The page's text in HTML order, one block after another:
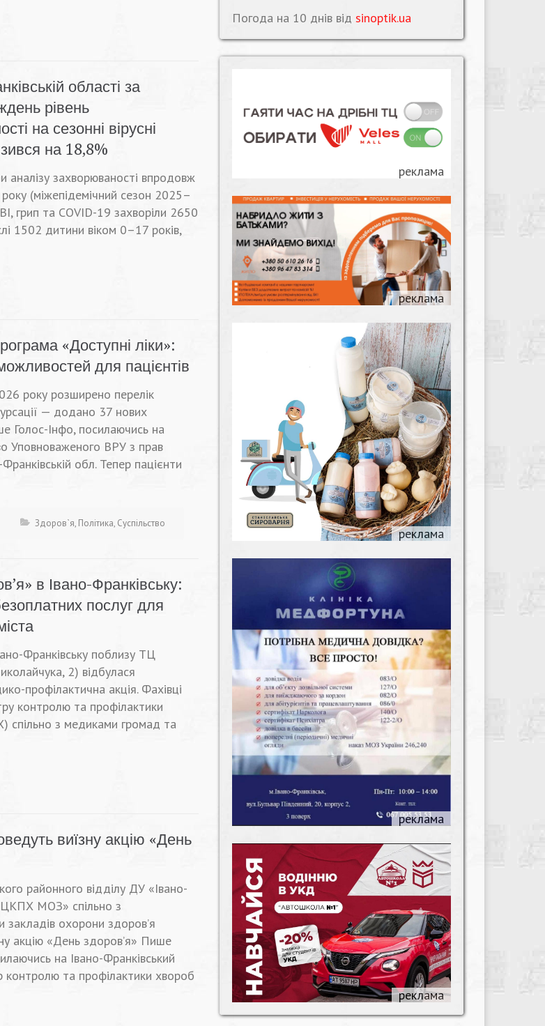
області за
рівень
на сезонні вірусні
на 18,8%
аналізу захворюваності впродовж
(міжепідемічний сезон 2025–
грип та COVID-19 захворіли 2650
1502 дитини віком 0–17 років,
«Доступні ліки»:
для пацієнтів
року розширено перелік
— додано 37 нових
Голос-Інфо, посилаючись на
Уповноваженого ВРУ з прав
обл. Тепер пацієнти
Здоров`я, Політика, Суспільство
в Івано-Франківську:
послуг для
Франківську поблизу ТЦ
2) відбулася
профілактична акція. Фахівці
контролю та профілактики
з медиками громад та
виїзну акцію «День
районного відділу ДУ «Івано-
МОЗ» спільно з
закладів охорони здоров’я
акцію «День здоров’я» Пише
на Івано-Франківський
контролю та профілактики хвороб
Погода на 10 днів від sinoptik.ua